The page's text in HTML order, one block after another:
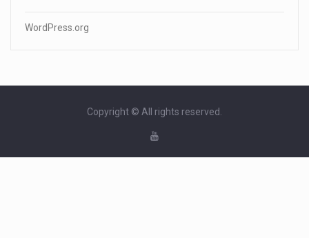
WordPress.org
Copyright © All rights reserved.